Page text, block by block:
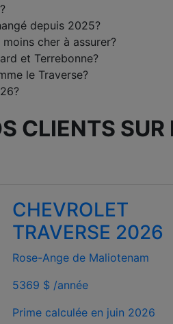
depuis 2025?
cher à assurer?
et Terrebonne?
le Traverse?
CLIENTS
CHEVROLET
TRAVERSE 2026
Rose-Ange de Maliotenam
5369 $ /année
Prime calculée en juin 2026